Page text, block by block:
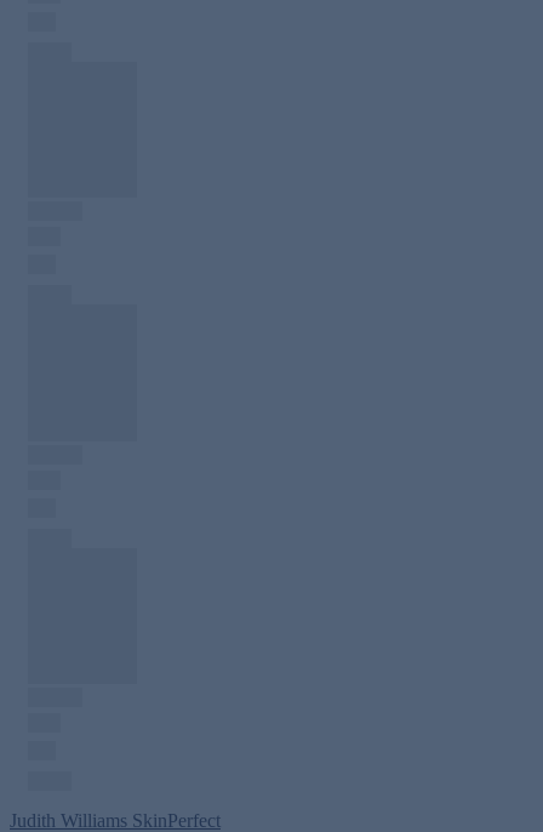
Judith Williams SkinPerfect